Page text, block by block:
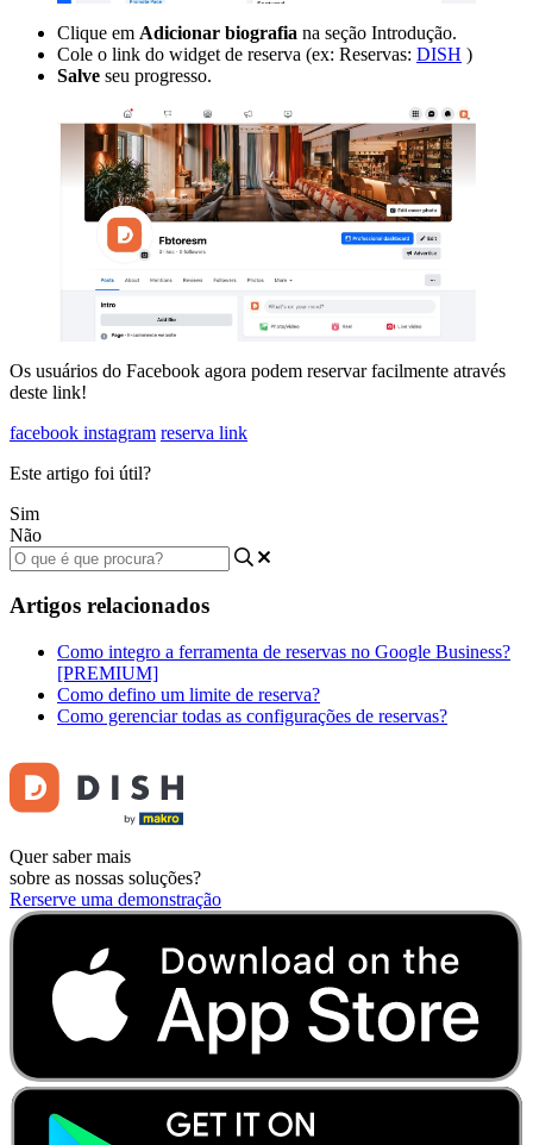
Clique em Adicionar biografia na seção Introdução.
Cole o link do widget de reserva (ex: Reservas: DISH )
Salve seu progresso.
Os usuários do Facebook agora podem reservar facilmente através
deste link!
facebook instagram reserva link
Este artigo foi útil?
Sim
Não
Artigos relacionados
Como integro a ferramenta de reservas no Google Business?
[PREMIUM]
Como defino um limite de reserva?
Como gerenciar todas as configurações de reservas?
Quer saber mais
sobre as nossas soluções?
Rerserve uma demonstração